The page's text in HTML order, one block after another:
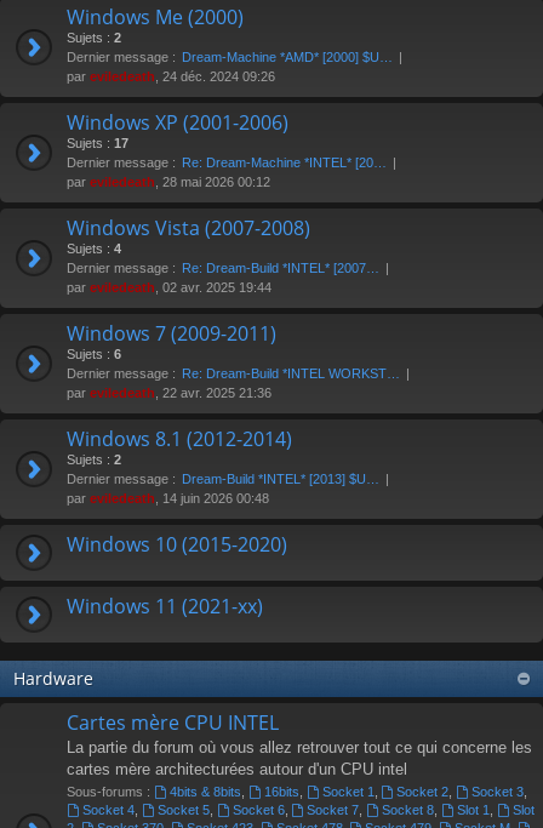
Windows Me (2000)
Sujets : 2
Dernier message : Dream-Machine *AMD* [2000] $U…
par eviledeath , 24 déc. 2024 09:26
Windows XP (2001-2006)
Sujets : 17
Dernier message : Re: Dream-Machine *INTEL* [20…
par eviledeath , 28 mai 2026 00:12
Windows Vista (2007-2008)
Sujets : 4
Dernier message : Re: Dream-Build *INTEL* [2007…
par eviledeath , 02 avr. 2025 19:44
Windows 7 (2009-2011)
Sujets : 6
Dernier message : Re: Dream-Build *INTEL WORKST…
par eviledeath , 22 avr. 2025 21:36
Windows 8.1 (2012-2014)
Sujets : 2
Dernier message : Dream-Build *INTEL* [2013] $U…
par eviledeath , 14 juin 2026 00:48
Windows 10 (2015-2020)
Windows 11 (2021-xx)
Hardware
Cartes mère CPU INTEL
La partie du forum où vous allez retrouver tout ce qui concerne les
cartes mère architecturées autour d'un CPU intel
Sous-forums : 4bits & 8bits 16bits Socket 1 Socket 2 Socket 3
Socket 4, Socket 5, Socket 6, Socket 7 Socket 8 Slot 1
Slot